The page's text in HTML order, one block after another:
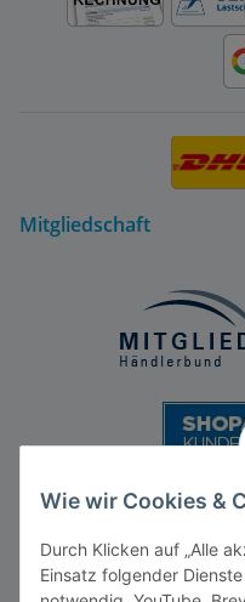
Wie wir Cookies &
Durch Klicken auf „Alle
Einsatz folgender
Mitgliedschaft